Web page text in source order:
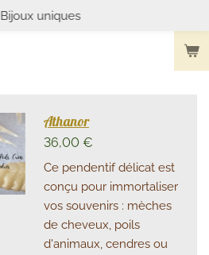
Bijoux uniques
Athanor
36,00 €
Ce pendentif délicat est
conçu pour immortaliser
vos souvenirs : mèches
de cheveux, poils
d'animaux, cendres ou